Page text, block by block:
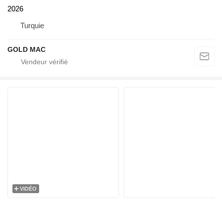
2026
Turquie
GOLD MAC
VIDÉO